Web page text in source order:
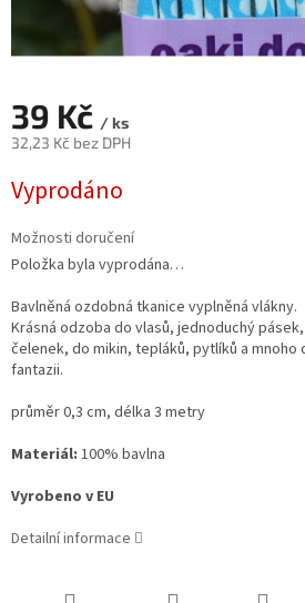
39 Kč / ks
32,23 Kč bez DPH
cena:
Vyprodáno
Možnosti doručení
Položka byla vyprodána…
Bavlněná ozdobná tkanice vyplněná vlákny.
Krásná odzoba do vlasů, jednoduchý
čelenek, do mikin, tepláků, pytlíků a
fantazii.
průměr 0,3 cm, délka 3 metry
Materiál: 100% bavlna
Vyrobeno v EU
Detailní informace